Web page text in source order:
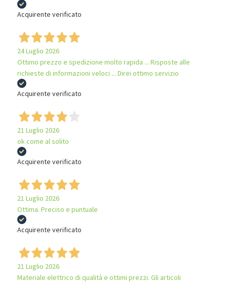
Acquirente verificato
24 Luglio 2026
Ottimo prezzo e spedizione molto rapida ... Risposte alle
richieste di informazioni veloci ... Direi ottimo servizio
Acquirente verificato
21 Luglio 2026
ok come al solito
Acquirente verificato
21 Luglio 2026
Ottima. Preciso e puntuale
Acquirente verificato
21 Luglio 2026
Materiale elettrico di qualità e ottimi prezzi. Gli articoli